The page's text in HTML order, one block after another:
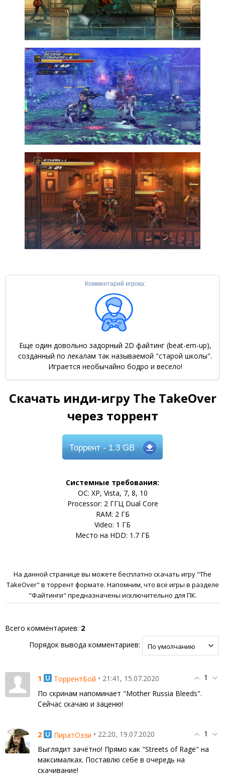
Комментарий игрока:
Еще один довольно задорный 2D файтинг (beat-em-up),
созданный по лекалам так называемой "старой школы".
Играется необычайно бодро и весело!
Скачать инди-игру The TakeOver
через торрент
Торрент- 1.3 GB
Системные требования:
ОС: XP, Vista, 7, 8, 10
Processor: 2 ГГЦ Dual Core
RAM: 2 ГБ
Video: 1 ГБ
Место на HDD: 1.7 ГБ
На данной странице вы можете бесплатно скачать игру "The
TakeOver" в торрент формате. Напомним, что все игры в разделе
"Файтинги" предназначены исключительно для ПК.
Всего комментариев: 2
Порядок вывода комментариев:
1
1 ТоррентБой • 21:41, 15.07.2020
По скринам напоминает "Mother Russia Bleeds".
Сейчас скачаю и заценю!
1
2 ПиратОззи • 22:20, 19.07.2020
Выглядит зачётно! Прямо как "Streets of Rage" на
максималках. Поставлю себе в очередь на
скачивание!